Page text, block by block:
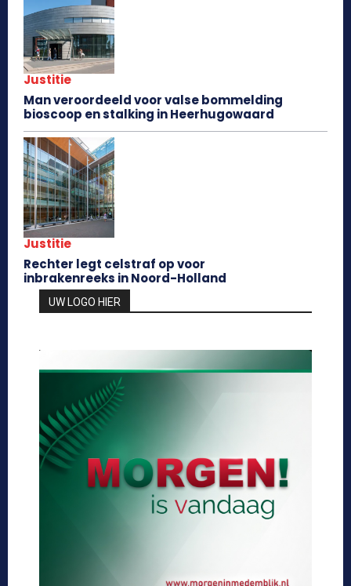
Justitie
Man veroordeeld voor valse bommelding
bioscoop en stalking in Heerhugowaard
Justitie
Rechter legt celstraf op voor
inbrakenreeks in Noord-Holland
UW LOGO HIER